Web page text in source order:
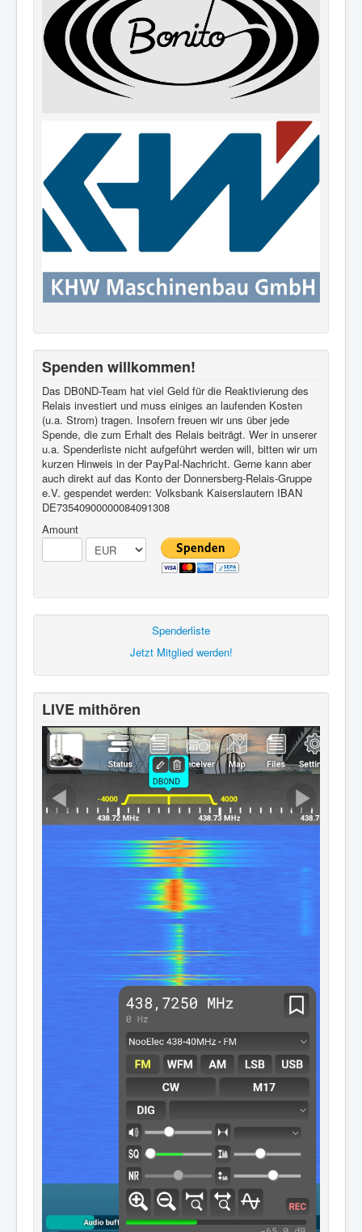
Spenden willkommen!
Das DB0ND-Team hat viel Geld für die Reaktivierung des
Relais investiert und muss einiges an laufenden Kosten
(u.a. Strom) tragen. Insofern freuen wir uns über jede
Spende, die zum Erhalt des Relais beiträgt. Wer in unserer
u.a. Spenderliste nicht aufgeführt werden will, bitten wir um
kurzen Hinweis in der PayPal-Nachricht. Gerne kann aber
auch direkt auf das Konto der Donnersberg-Relais-Gruppe
e.V. gespendet werden: Volksbank Kaiserslautern IBAN
DE73540900000084091308
Amount
Spenderliste
Jetzt Mitglied werden!
LIVE mithören